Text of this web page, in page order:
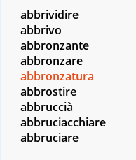
abbrividire
abbrivo
abbronzante
abbronzare
abbronzatura
abbrostire
abbruccià
abbruciacchiare
abbruciare